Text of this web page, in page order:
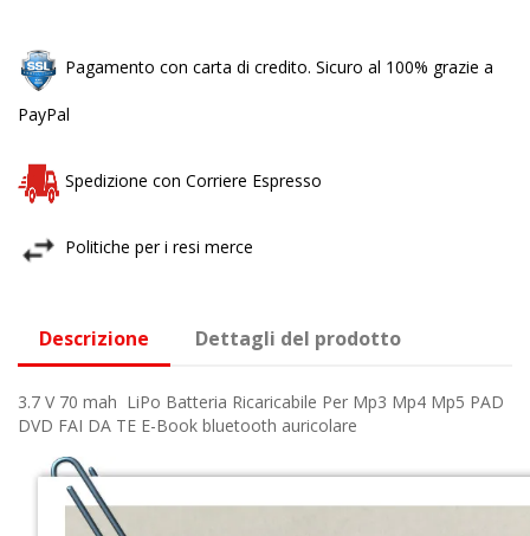
Pagamento con carta di credito. Sicuro al 100% grazie a
PayPal
Spedizione con Corriere Espresso
Politiche per i resi merce
Descrizione Dettagli del prodotto
3.7 V 70 mah LiPo Batteria Ricaricabile Per Mp3 Mp4 Mp5 PAD
DVD FAI DA TE E-Book bluetooth auricolare